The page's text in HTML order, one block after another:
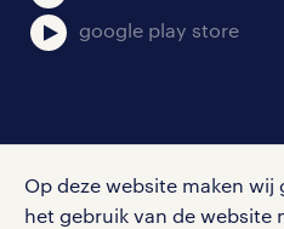
Op deze website maken
het gebruik van de website
google play store
Volg ons voor de leukste